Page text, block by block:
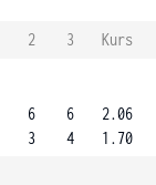
2 3
Kurs
6
3
6
4
2.06
1.70